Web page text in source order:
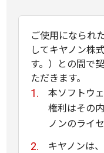
ご使用になられ
してキヤノン株
す。）との間で
ただきます。
本ソフトウ
権利はその
ノンのライ
キヤノンは